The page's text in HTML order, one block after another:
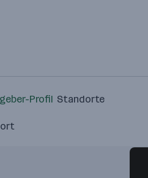
Profil Standorte